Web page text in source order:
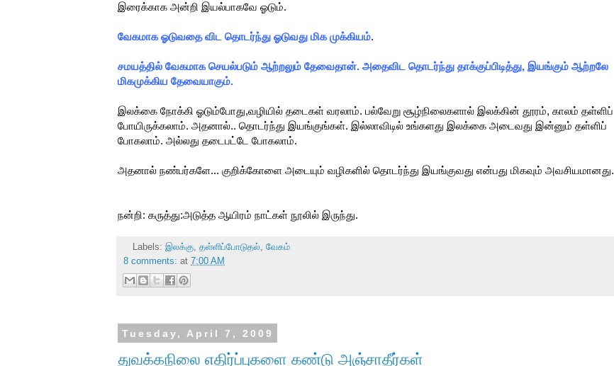
இரைக்காக அன்றி இயல்பாகவே ஓடும்.
வேகமாக ஓடுவதை விட தொடர்ந்து ஓடுவது மிக முக்கியம்.
சமயத்தில் வேகமாக செயல்படும் ஆற்றலும் தேவைதான். அதைவிட தொடர்ந்து தாக்குப்பிடித்து, இயங்கும் ஆற்றலே
மிகமுக்கிய தேவையாகும்.
இலக்கை நோக்கி ஓடும்போது,வழியில் தடைகள் வரலாம். பல்வேறு சூழ்நிலைகளால் இலக்கின் தூரம், காலம் தள்ளிப்
போயிருக்கலாம். அதனால்.. தொடர்ந்து இயங்குங்கள். இல்லாவிடில் உங்களது இலக்கை அடைவது இன்னும் தள்ளிப்
போகலாம். அல்லது தடைபட்டே போகலாம்.
அதனால் நண்பர்களே... குறிக்கோளை அடையும் வழிகளில் தொடர்ந்து இயங்குவது என்பது மிகவும் அவசியமானது.
நன்றி: கருத்து:அடுத்த ஆயிரம் நாட்கள் நூலில் இருந்து.
Labels: இலக்கு, தள்ளிப்போடுதல், வேகம்
8 comments: at 7:00 AM
Tuesday, April 7, 2009
துவக்கநிலை எதிர்ப்புகளை கண்டு அஞ்சாதீர்கள்